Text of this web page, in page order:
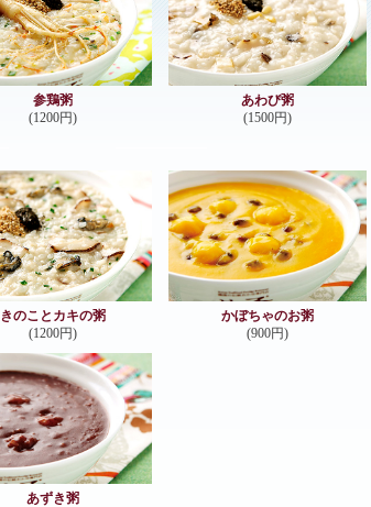
参鶏粥
(1200円)
あわび粥
(1500円)
きのことカキの粥
(1200円)
かぼちゃのお粥
(900円)
あずき粥